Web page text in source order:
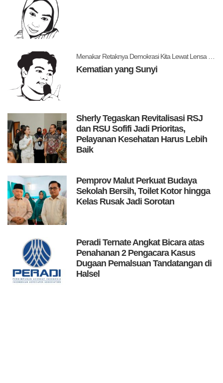
Kematian yang Sunyi
Sherly Tegaskan Revitalisasi RSJ
dan RSU Sofifi Jadi Prioritas,
Pelayanan Kesehatan Harus Lebih
Baik
Pemprov Malut Perkuat Budaya
Sekolah Bersih, Toilet Kotor hingga
Kelas Rusak Jadi Sorotan
Peradi Ternate Angkat Bicara atas
Penahanan 2 Pengacara Kasus
Dugaan Pemalsuan Tandatangan di
Halsel